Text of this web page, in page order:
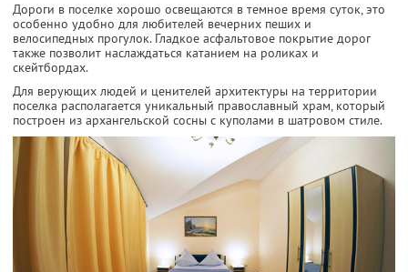
Дороги в поселке хорошо освещаются в темное время суток, это
особенно удобно для любителей вечерних пеших и
велосипедных прогулок. Гладкое асфальтовое покрытие дорог
также позволит наслаждаться катанием на роликах и
скейтбордах.
Для верующих людей и ценителей архитектуры на территории
поселка располагается уникальный православный храм, который
построен из архангельской сосны с куполами в шатровом стиле.